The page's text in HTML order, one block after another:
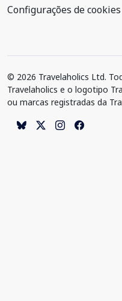
Configurações de cookies
© 2026 Travelaholics Ltd.
Travelaholics e o logotipo
ou marcas registradas da